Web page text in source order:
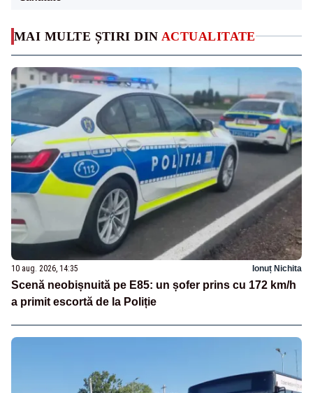
MAI MULTE ȘTIRI DIN ACTUALITATE
10 aug. 2026, 14:35 Ionuț Nichita
Scenă neobișnuită pe E85: un șofer prins cu 172 km/h
a primit escortă de la Poliție